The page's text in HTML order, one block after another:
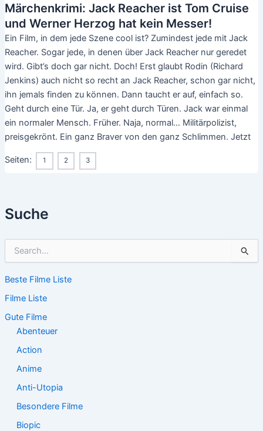
Suche
h
n
n
Beste Filme Liste
Filme Liste
Gute Filme
Abenteuer
Action
Anime
Anti-Utopia
Besondere Filme
Biopic
Märchenkrimi: Jack Reacher ist Tom Cruise
und Werner Herzog hat kein Messer!
Ein Film, in dem jede Szene cool ist? Zumindest jede mit Jack
Reacher. Sogar jede, in denen über Jack Reacher nur geredet
wird. Gibt’s doch gar nicht. Doch! Erst glaubt Rodin (Richard
Jenkins) auch nicht so recht an Jack Reacher, schon gar nicht,
ihn jemals finden zu können. Dann taucht er auf, einfach so.
Geht durch eine Tür. Ja, er geht durch Türen. Jack war einmal
ein normaler Mensch. Früher. Naja, normal… Militärpolizist,
preisgekrönt. Ein ganz Braver von den ganz Schlimmen. Jetzt
Seiten: 1 2 3